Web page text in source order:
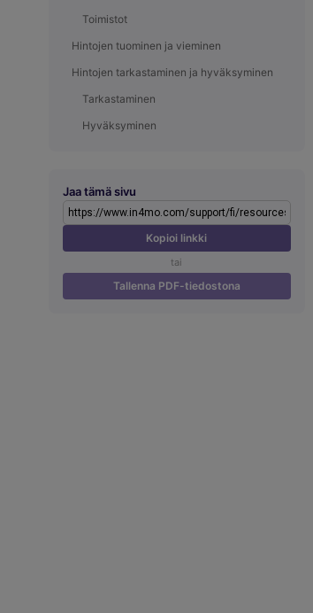
Toimistot
Hintojen tuominen ja vieminen
Hintojen tarkastaminen ja hyväksyminen
Tarkastaminen
Hyväksyminen
Jaa tämä sivu
Kopioi linkki
tai
Tallenna PDF-tiedostona